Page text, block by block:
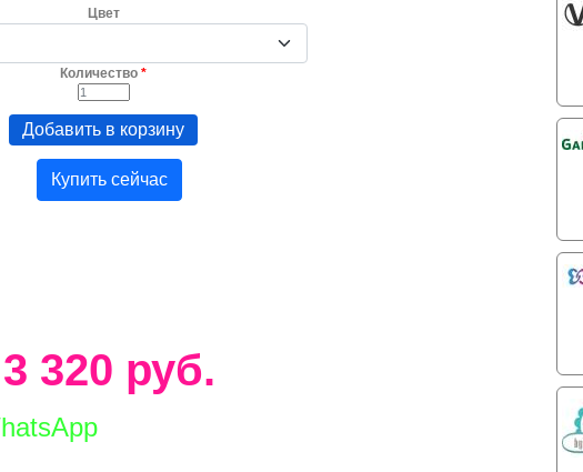
Цвет
Количество *
Купить сейчас
3 320 руб.